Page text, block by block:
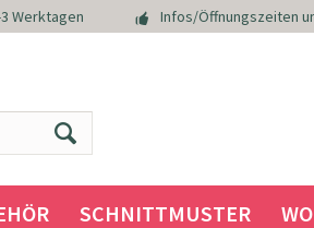
Werktagen Infos/Öffnungszeiten
SCHNITTMUSTER